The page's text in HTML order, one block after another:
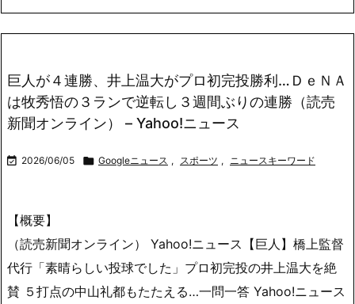
巨人が４連勝、井上温大がプロ初完投勝利…ＤｅＮＡ
は牧秀悟の３ランで逆転し３週間ぶりの連勝（読売
新聞オンライン） – Yahoo!ニュース
 2026/06/05  Googleニュース , スポーツ , ニュースキーワード
【概要】
（読売新聞オンライン） Yahoo!ニュース【巨人】橋上監督
代行「素晴らしい投球でした」プロ初完投の井上温大を絶
賛 ５打点の中山礼都もたたえる…一問一答 Yahoo!ニュース